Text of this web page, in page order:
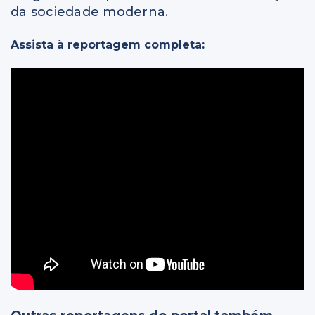
da sociedade moderna.
Assista à reportagem completa: